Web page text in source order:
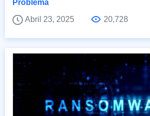
Problema
Abril 23, 2025
20,728